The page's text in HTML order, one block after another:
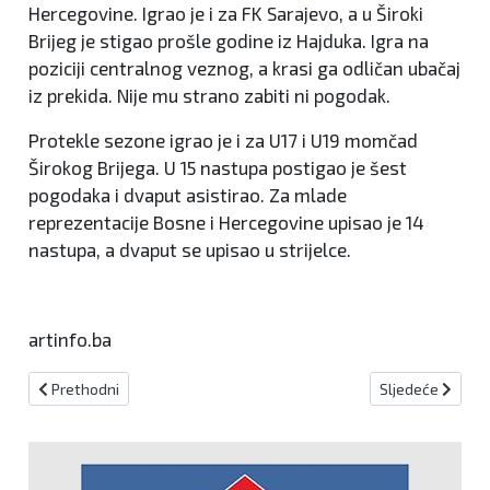
Hercegovine. Igrao je i za FK Sarajevo, a u Široki
Brijeg je stigao prošle godine iz Hajduka. Igra na
poziciji centralnog veznog, a krasi ga odličan ubačaj
iz prekida. Nije mu strano zabiti ni pogodak.
Protekle sezone igrao je i za U17 i U19 momčad
Širokog Brijega. U 15 nastupa postigao je šest
pogodaka i dvaput asistirao. Za mlade
reprezentacije Bosne i Hercegovine upisao je 14
nastupa, a dvaput se upisao u strijelce.
artinfo.ba
Prethodni članak: Završene kvalifikacije, na scenu stupaju Davis
Prethodni Sljedeći
Sljedeće